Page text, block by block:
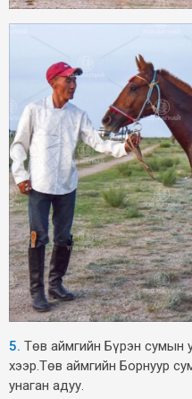
5. Төв аймгийн Бүрэн сумын
хээр.Төв аймгийн Борнуур
унаган адуу.